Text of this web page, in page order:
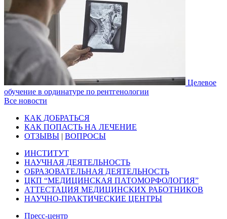
Целевое
обучение в ординатуре по рентгенологии
Все новости
КАК ДОБРАТЬСЯ
КАК ПОПАСТЬ НА ЛЕЧЕНИЕ
ОТЗЫВЫ | ВОПРОСЫ
ИНСТИТУТ
НАУЧНАЯ ДЕЯТЕЛЬНОСТЬ
ОБРАЗОВАТЕЛЬНАЯ ДЕЯТЕЛЬНОСТЬ
ЦКП “МЕДИЦИНСКАЯ ПАТОМОРФОЛОГИЯ”
АТТЕСТАЦИЯ МЕДИЦИНСКИХ РАБОТНИКОВ
НАУЧНО-ПРАКТИЧЕСКИЕ ЦЕНТРЫ
Пресс-центр